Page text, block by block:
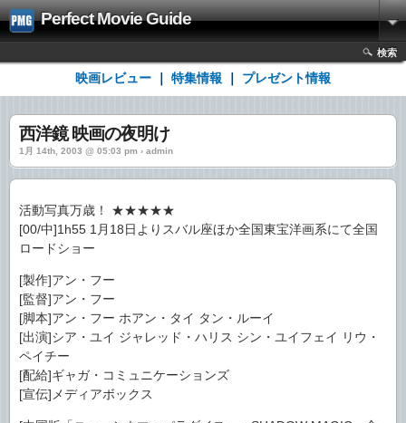
Perfect Movie Guide
検索
映画レビュー 特集情報 プレゼント情報
西洋鏡 映画の夜明け
1月 14th, 2003 @ 05:03 pm › admin
活動写真万歳！ ★★★★★
[00/中]1h55 1月18日よりスバル座ほか全国東宝洋画系にて全国
ロードショー
[製作]アン・フー
[監督]アン・フー
[脚本]アン・フー ホアン・タイ タン・ルーイ
[出演]シア・ユイ ジャレッド・ハリス シン・ユイフェイ リウ・
ペイチー
[配給]ギャガ・コミュニケーションズ
[宣伝]メディアボックス